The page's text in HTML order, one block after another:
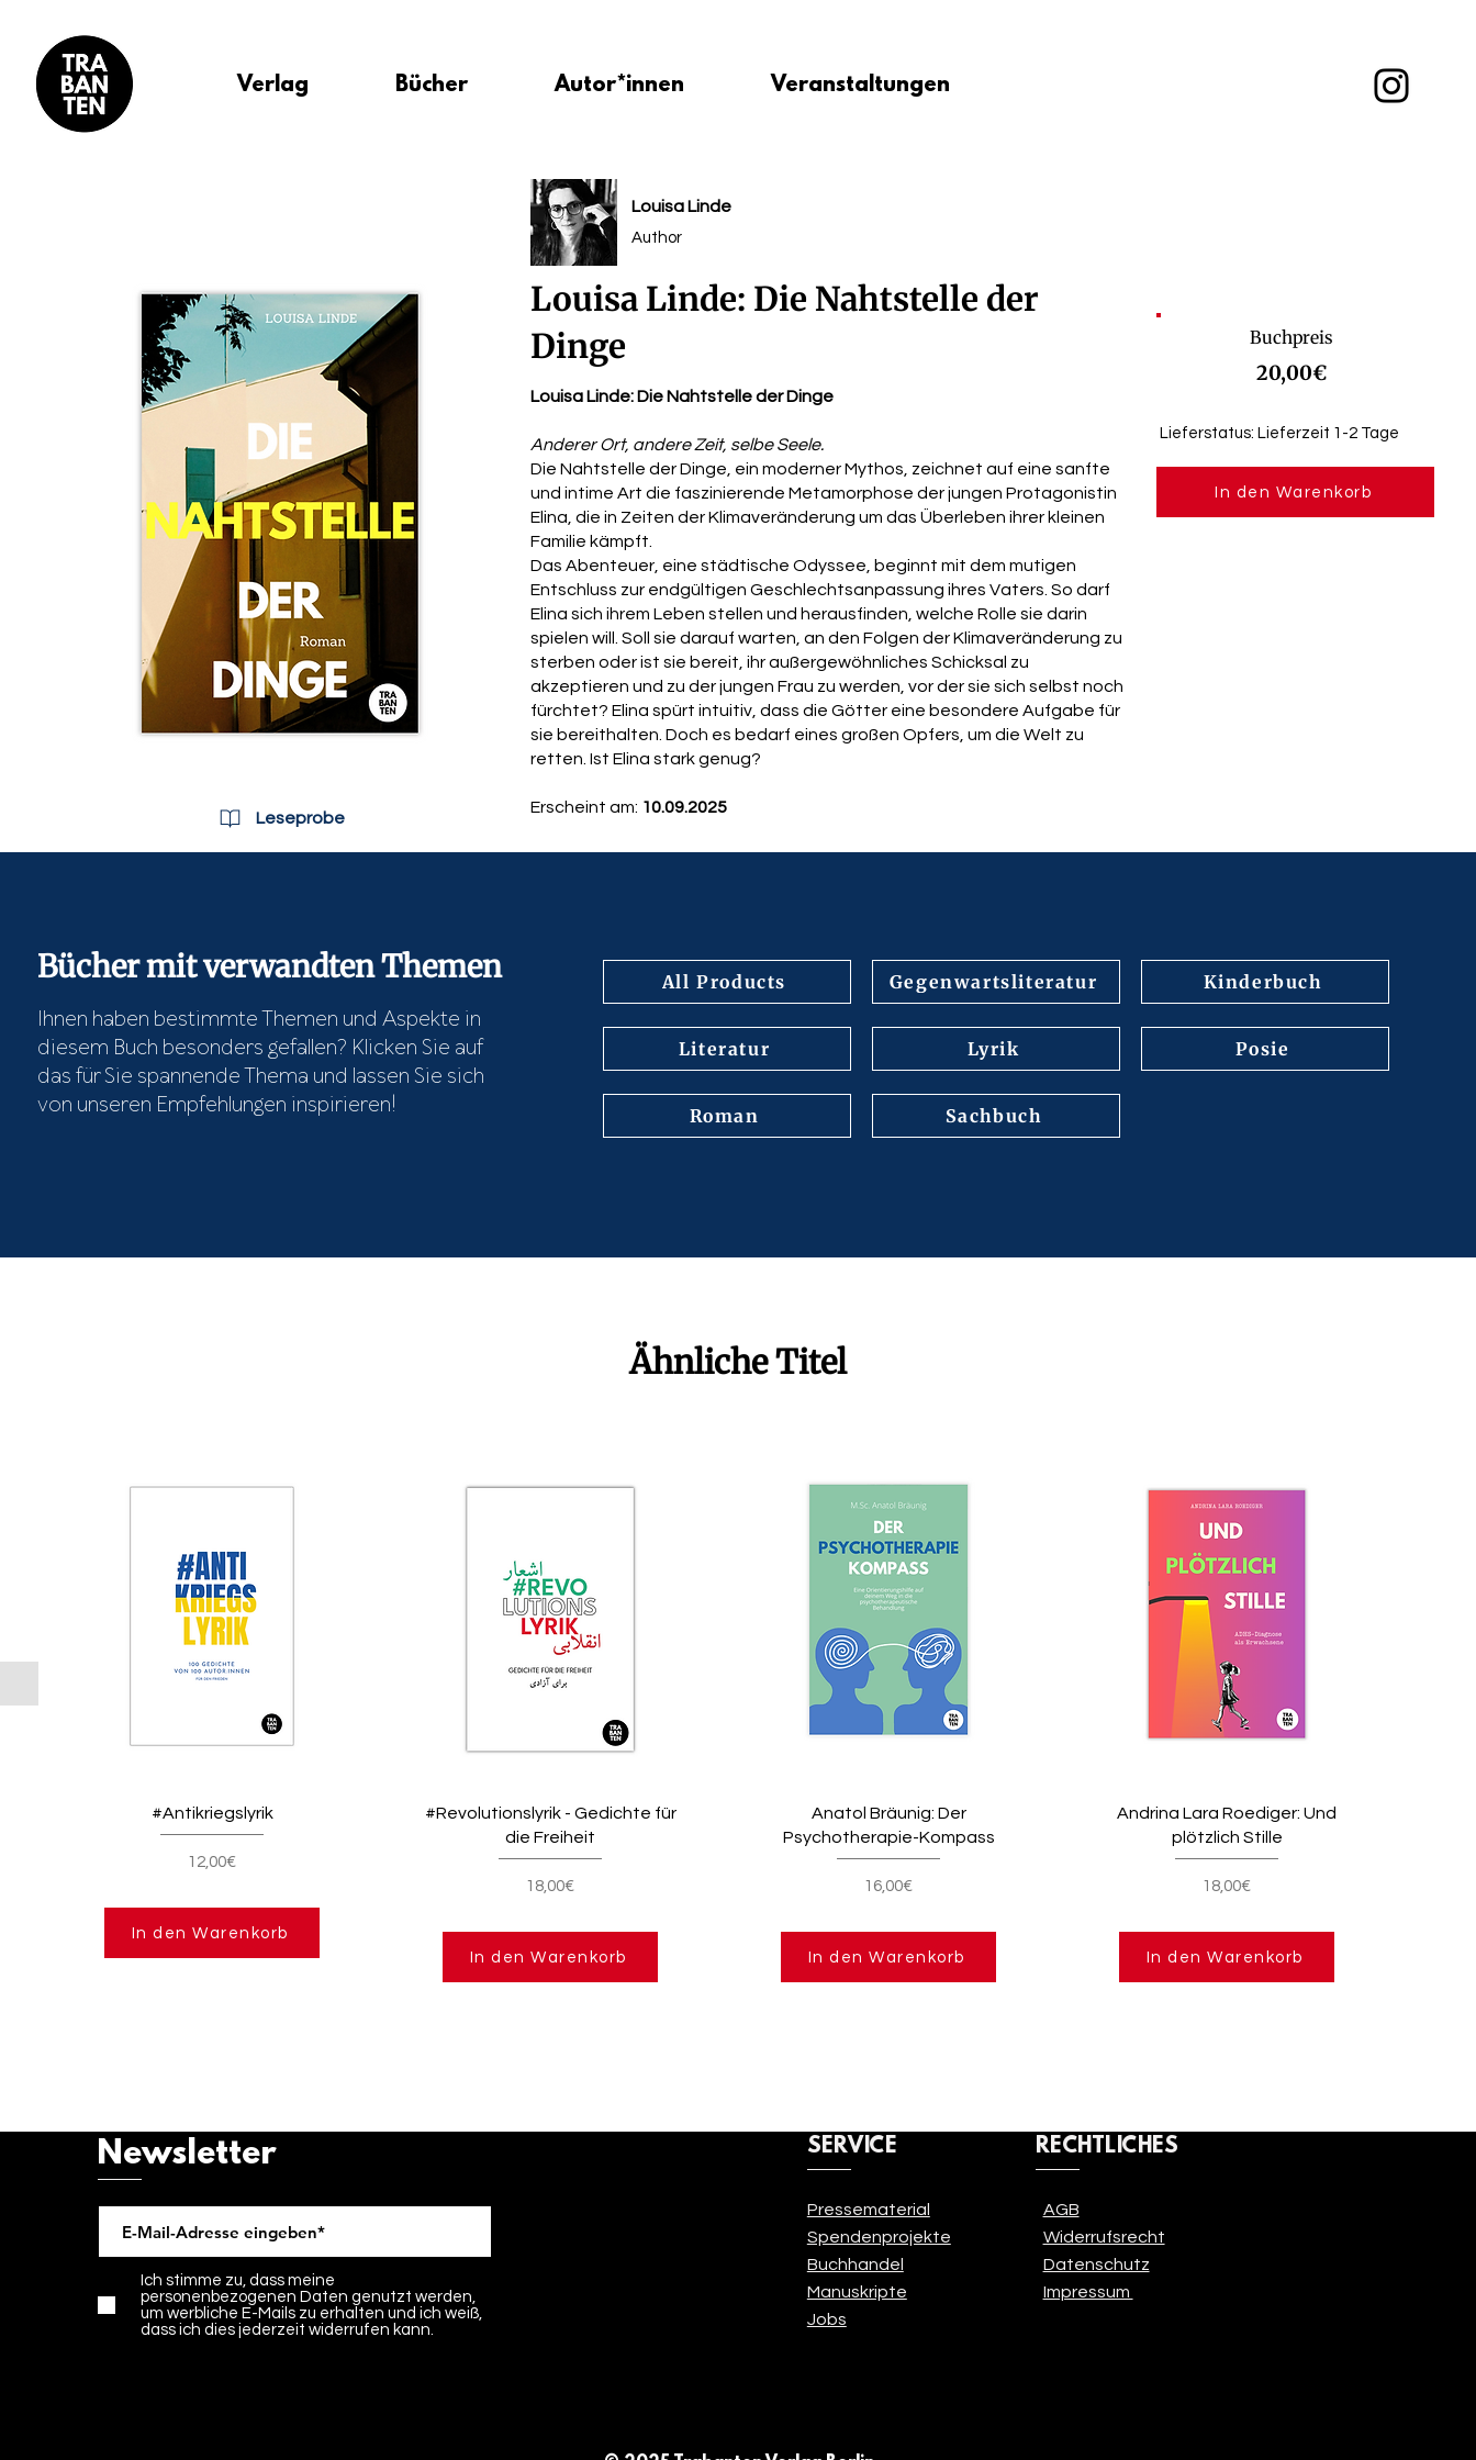
Verlag Bücher Autor*innen Veranstaltungen
Leseprobe
Louisa Linde
Author
Louisa Linde: Die Nahtstelle der
Dinge
Louisa Linde: Die Nahtstelle der Dinge
Anderer Ort, andere Zeit, selbe Seele.
Die Nahtstelle der Dinge, ein moderner Mythos, zeichnet auf eine sanfte
und intime Art die faszinierende Metamorphose der jungen Protagonistin
Elina, die in Zeiten der Klimaveränderung um das Überleben ihrer kleinen
Familie kämpft.
Das Abenteuer, eine städtische Odyssee, beginnt mit dem mutigen
Entschluss zur endgültigen Geschlechtsanpassung ihres Vaters. So darf
Elina sich ihrem Leben stellen und herausfinden, welche Rolle sie darin
spielen will. Soll sie darauf warten, an den Folgen der Klimaveränderung zu
sterben oder ist sie bereit, ihr außergewöhnliches Schicksal zu
akzeptieren und zu der jungen Frau zu werden, vor der sie sich selbst noch
fürchtet? Elina spürt intuitiv, dass die Götter eine besondere Aufgabe für
sie bereithalten. Doch es bedarf eines großen Opfers, um die Welt zu
retten. Ist Elina stark genug?
Erscheint am: 10.09.2025
Buchpreis
20,00€
Lieferstatus: Lieferzeit 1-2 Tage
In den Warenkorb
Bücher mit verwandten Themen
Ihnen haben bestimmte Themen und Aspekte in
diesem Buch besonders gefallen? Klicken Sie auf
das für Sie spannende Thema und lassen Sie sich
von unseren Empfehlungen inspirieren!
All Products
Literatur
Roman
Gegenwartsliteratur
Lyrik
Sachbuch
Kinderbuch
Posie
Ähnliche Titel
#Antikriegslyrik
12,00€
In den Warenkorb
#Revolutionslyrik - Gedichte für
die Freiheit
18,00€
In den Warenkorb
Anatol Bräunig: Der
Psychotherapie-Kompass
16,00€
In den Warenkorb
Andrina Lara Roediger: Und
plötzlich Stille
18,00€
In den Warenkorb
Newsletter
Ich stimme zu, dass meine
personenbezogenen Daten genutzt werden,
um werbliche E-Mails zu erhalten und ich weiß,
dass ich dies jederzeit widerrufen kann.
SERVICE
Pressematerial
Spendenprojekte
Buchhandel
Manuskripte
Jobs
RECHTLICHES
AGB
Widerrufsrecht
Datenschutz
Impressum